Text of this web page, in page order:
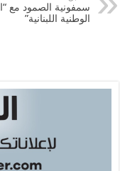
سمفونية الصمود مع
الوطنية اللبنانية”